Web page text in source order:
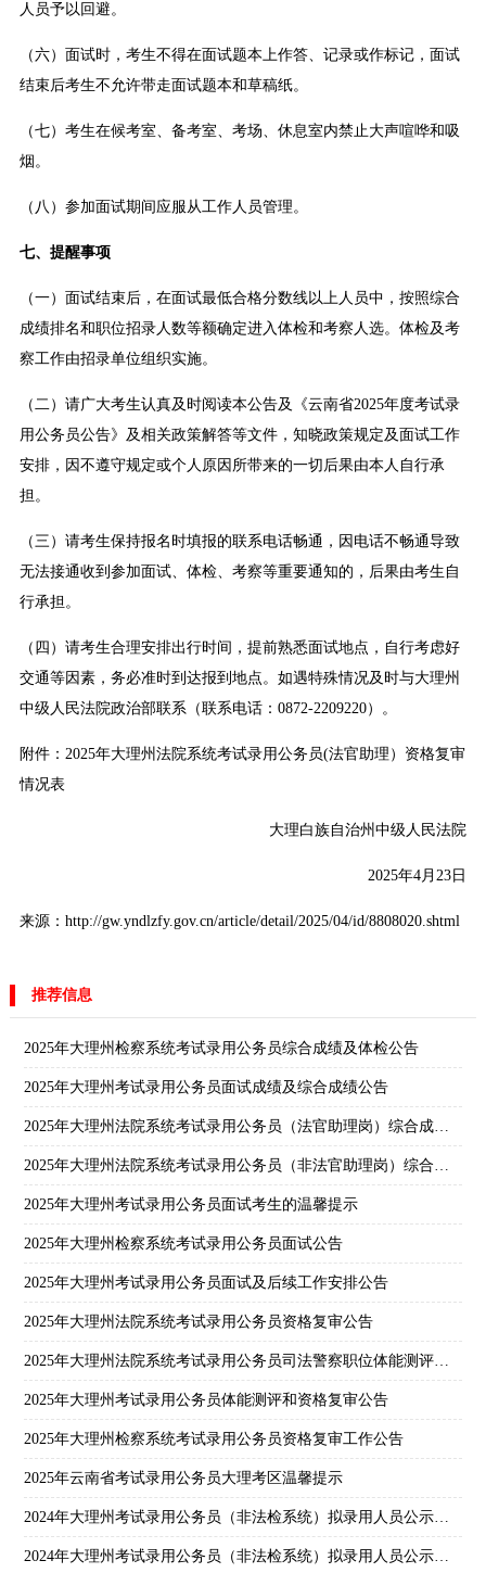
人员予以回避。
（六）面试时，考生不得在面试题本上作答、记录或作标记，面试
结束后考生不允许带走面试题本和草稿纸。
（七）考生在候考室、备考室、考场、休息室内禁止大声喧哗和吸
烟。
（八）参加面试期间应服从工作人员管理。
七、提醒事项
（一）面试结束后，在面试最低合格分数线以上人员中，按照综合
成绩排名和职位招录人数等额确定进入体检和考察人选。体检及考
察工作由招录单位组织实施。
（二）请广大考生认真及时阅读本公告及《云南省2025年度考试录
用公务员公告》及相关政策解答等文件，知晓政策规定及面试工作
安排，因不遵守规定或个人原因所带来的一切后果由本人自行承
担。
（三）请考生保持报名时填报的联系电话畅通，因电话不畅通导致
无法接通收到参加面试、体检、考察等重要通知的，后果由考生自
行承担。
（四）请考生合理安排出行时间，提前熟悉面试地点，自行考虑好
交通等因素，务必准时到达报到地点。如遇特殊情况及时与大理州
中级人民法院政治部联系（联系电话：0872-2209220）。
附件： 2025年大理州法院系统考试录用公务员(法官助理）资格复审
情况表
大理白族自治州中级人民法院
2025年4月23日
来源：http://gw.yndlzfy.gov.cn/article/detail/2025/04/id/8808020.shtml
推荐信息
2025年大理州检察系统考试录用公务员综合成绩及体检公告
2025年大理州考试录用公务员面试成绩及综合成绩公告
2025年大理州法院系统考试录用公务员（法官助理岗）综合成绩及后续公告
2025年大理州法院系统考试录用公务员（非法官助理岗）综合成绩及后续公告
2025年大理州考试录用公务员面试考生的温馨提示
2025年大理州检察系统考试录用公务员面试公告
2025年大理州考试录用公务员面试及后续工作安排公告
2025年大理州法院系统考试录用公务员资格复审公告
2025年大理州法院系统考试录用公务员司法警察职位体能测评和资格复审公告
2025年大理州考试录用公务员体能测评和资格复审公告
2025年大理州检察系统考试录用公务员资格复审工作公告
2025年云南省考试录用公务员大理考区温馨提示
2024年大理州考试录用公务员（非法检系统）拟录用人员公示（三）
2024年大理州考试录用公务员（非法检系统）拟录用人员公示（二）